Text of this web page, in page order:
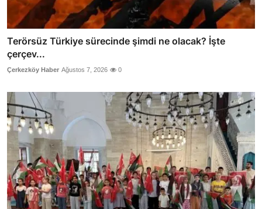
Terörsüz Türkiye sürecinde şimdi ne olacak? İşte
çerçev...
Çerkezköy Haber Ağustos 7, 2026 0